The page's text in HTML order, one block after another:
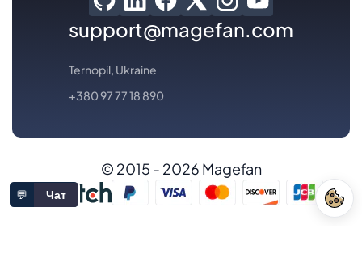
support@magefan.com
Ternopil, Ukraine
+380 97 77 18 890
© 2015 - 2026 Magefan
💬 Чат